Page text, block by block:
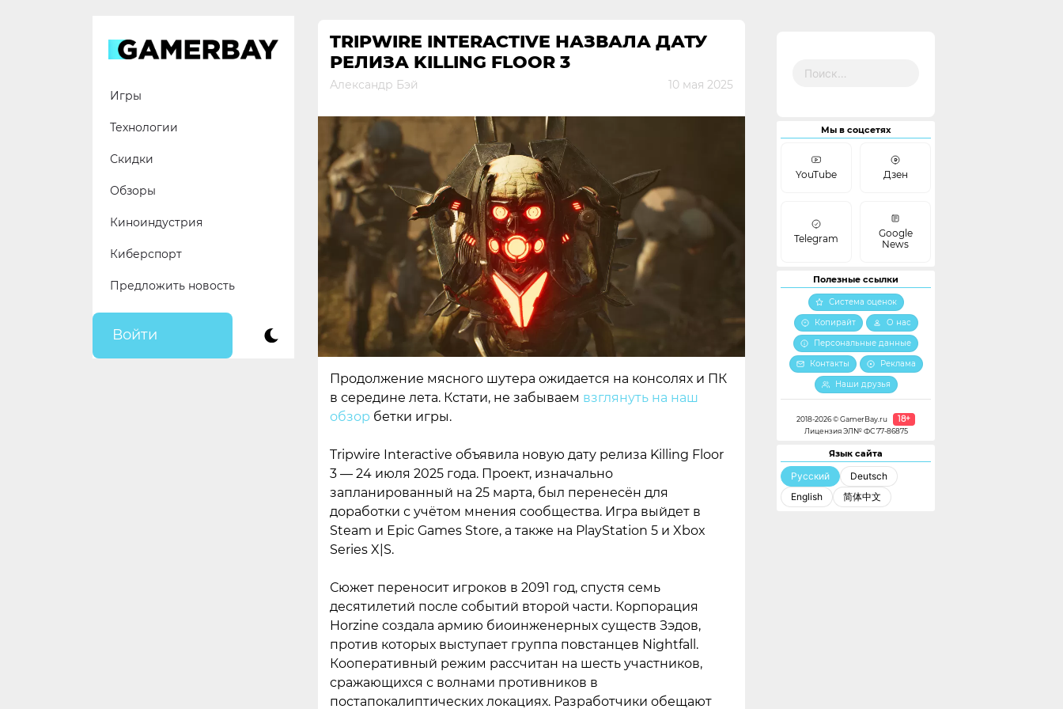
Игры
Технологии
Скидки
Обзоры
Киноиндустрия
Киберспорт
Предложить новость
Войти
TRIPWIRE INTERACTIVE НАЗВАЛА ДАТУ
РЕЛИЗА KILLING FLOOR 3
Александр Бэй 10 мая 2025
Продолжение мясного шутера ожидается на консолях и ПК
в середине лета. Кстати, не забываем взглянуть на наш
обзор бетки игры.
Tripwire Interactive объявила новую дату релиза Killing Floor
3 — 24 июля 2025 года. Проект, изначально
запланированный на 25 марта, был перенесён для
доработки с учётом мнения сообщества. Игра выйдет в
Steam и Epic Games Store, а также на PlayStation 5 и Xbox
Series X|S.
Сюжет переносит игроков в 2091 год, спустя семь
десятилетий после событий второй части. Корпорация
Horzine создала армию биоинженерных существ Зэдов,
против которых выступает группа повстанцев Nightfall.
Кооперативный режим рассчитан на шесть участников,
сражающихся с волнами противников в
постапокалиптических локациях. Разработчики обещают
Мы в соцсетях
YouTube Дзен
Telegram
Google
News
Полезные ссылки
Система оценок
Копирайт
О нас
Персональные данные
Контакты
Реклама
Наши друзья
2018-2026 © GamerBay.ru 18+
Лицензия ЭЛ№ ФС 77-86875
Язык сайта
Русский
Deutsch
English
简体中文